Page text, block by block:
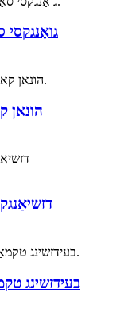
הונאן
בעידזשינג